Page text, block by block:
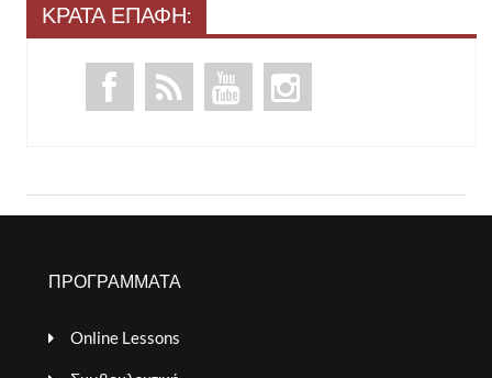
ΚΡΑΤΑ ΕΠΑΦΗ:
ΠΡΟΓΡΑΜΜΑΤΑ
Online Lessons